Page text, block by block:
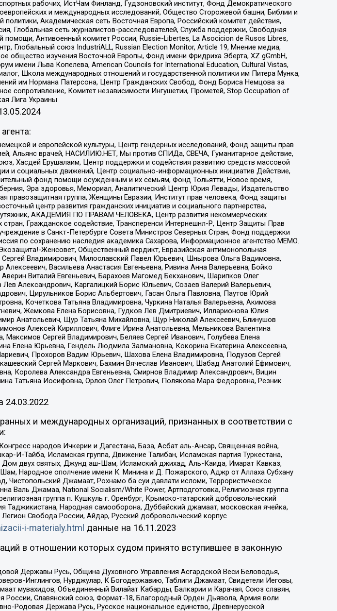
рабочих, ИстЧам Финланд, Гудзоновский институт, Фонд Демократического
и международных исследований, Общество Сторожевой башни, Библии и
Академическая сеть Восточная Европа, Российский комитет действия,
Глобальная сеть журналистов-расследователей, Служба поддержки, Свободная
Антивоенный комитет России, Russie-Libertes, La Asocicion de Rusos Libres,
Глобальный союз IndustriALL, Russian Election Monitor, Article 19, Мнение медиа,
общество изучения Восточной Европы, Фонд имени Фридриха Эберта, XZ gGmbH,
имени Льва Копелева, American Councils for International Education, Cultural Vistas,
Школа международных отношений и государственной политики им Питера Мунка,
им Нормана Патерсона, Центр Гражданских Свобод, Фонд Бориса Немцова за
сопротивление, Комитет независимости Ингушетии, Прометей, Stop Occupation of
Лига Украины
и европейской культуры, Центр гендерных исследований, Фонд защиты прав
Альянс врачей, НАСИЛИЮ.НЕТ, Мы против СПИДа, СВЕЧА, Гуманитарное действие,
Хасдей Ерушалаим, Центр поддержки и содействия развитию средств массовой
и социальных движений, Центр социально-информационных инициатив Действие,
фонд помощи осужденным и их семьям, Фонд Тольятти, Новое время,
Эра здоровья, Мемориал, Аналитический Центр Юрия Левады, Издательство
группа, Женщины Евразии, Институт прав человека, Фонд защиты
центр развития гражданских инициатив и социального партнерства,
АКАДЕМИЯ ПО ПРАВАМ ЧЕЛОВЕКА, Центр развития некоммерческих
Гражданское содействие, Трансперенси Интернешнл-Р, Центр Защиты Прав
в Санкт-Петербурге Совета Министров Северных Стран, Фонд поддержки
по сохранению наследия академика Сахарова, Информационное агентство МЕМО.
Женсовет, Общественный вердикт, Евразийская антимонопольная
Владимирович, Милославский Павел Юрьевич, Шнырова Ольга Вадимовна,
Васильева Анастасия Евгеньевна, Ривина Анна Валерьевна, Бойко
Виталий Евгеньевич, Барахоев Магомед Бекханович, Шарипков Олег
Александрович, Каргалицкий Борис Юльевич, Созаев Валерий Валерьевич,
Цирульников Борис Альбертович, Гасан Ольга Павловна, Паутов Юрий
Кочеткова Татьяна Владимировна, Чуркина Наталья Валерьевна, Акимова
Жемкова Елена Борисовна, Гудков Лев Дмитриевич, Илларионова Юлия
Анатольевич, Щур Татьяна Михайловна, Щур Николай Алексеевич, Блинушов
Алексей Кириллович, Флиге Ирина Анатольевна, Мельникова Валентина
Сергей Владимирович, Беляев Сергей Иванович, Голубева Елена
Елена Юрьевна, Гендель Людмила Залмановна, Кокорина Екатерина Алексеевна,
Прохоров Вадим Юрьевич, Шахова Елена Владимировна, Подузов Сергей
Сергей Маркович, Бахмин Вячеслав Иванович, Шабад Анатолий Ефимович,
Королева Александра Евгеньевна, Смирнов Владимир Александрович, Вицин
Татьяна Иосифовна, Орлов Олег Петрович, Полякова Мара Федоровна, Резник
24.03.2022
и международных организаций, признанных в соответствии с
народов Ичкерии и Дагестана, База, Асбат аль-Ансар, Священная война,
И-Тайба, Исламская группа, Движение Талибан, Исламская партия Туркестана,
двух святых, Джунд аш-Шам, Исламский джихад, Аль-Каида, Имарат Кавказ,
Народное ополчение имени К. Минина и Д. Пожарского, Аджр от Аллаха Субхану
Джамаат, Рохнамо ба суи давлати исломи, Террористическое
Валь Джамаа, National Socialism/White Power, Артподготовка, Религиозная группа
группа п. Кушкуль г. Оренбург, Крымско-татарский добровольческий
Народная самооборона, Дуббайский джамаат, московская ячейка,
Свобода России, Айдар, Русский добровольческий корпус
i-materialy.html данные на 16.11.2023
в отношении которых судом принято вступившее в законную
Державы Русь, Община Духовного Управления Асгардской Веси Беловодья,
Инглингов, Нурджулар, К Богодержавию, Таблиги Джамаат, Свидетели Иеговы,
мувахидов, Объединенный Вилайат Кабарды, Балкарии и Карачая, Союз славян,
России, Славянский союз, Формат-18, Благородный Орден Дьявола, Армия воли
Родовая Держава Русь, Русское национальное единство, Древнерусской